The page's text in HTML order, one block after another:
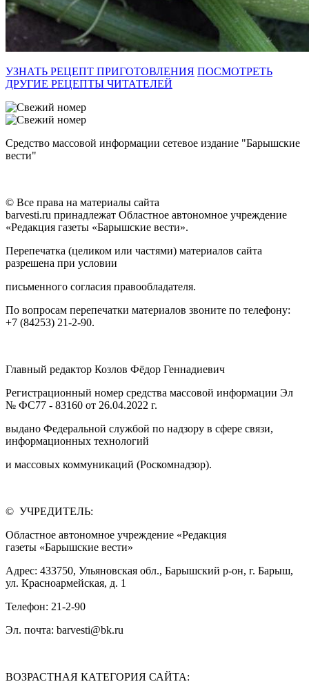
УЗНАТЬ РЕЦЕПТ ПРИГОТОВЛЕНИЯ ПОСМОТРЕТЬ
ДРУГИЕ РЕЦЕПТЫ ЧИТАТЕЛЕЙ
Средство массовой информации сетевое издание "Барышские
вести"
© Все права на материалы сайта
barvesti.ru принадлежат Областное автономное учреждение
«Редакция газеты «Барышские вести».
Перепечатка (целиком или частями) материалов сайта
разрешена при условии
письменного согласия правообладателя.
По вопросам перепечатки материалов звоните по телефону:
+7 (84253) 21-2-90.
Главный редактор Козлов Фёдор Геннадиевич
Регистрационный номер средства массовой информации Эл
№ ФС77 - 83160 от 26.04.2022 г.
выдано Федеральной службой по надзору в сфере связи,
информационных технологий
и массовых коммуникаций (Роскомнадзор).
© УЧРЕДИТЕЛЬ:
Областное автономное учреждение «Редакция
газеты «Барышские вести»
Адрес: 433750, Ульяновская обл., Барышский р-он, г. Барыш,
ул. Красноармейская, д. 1
Телефон: 21-2-90
Эл. почта: barvesti@bk.ru
ВОЗРАСТНАЯ КАТЕГОРИЯ САЙТА: